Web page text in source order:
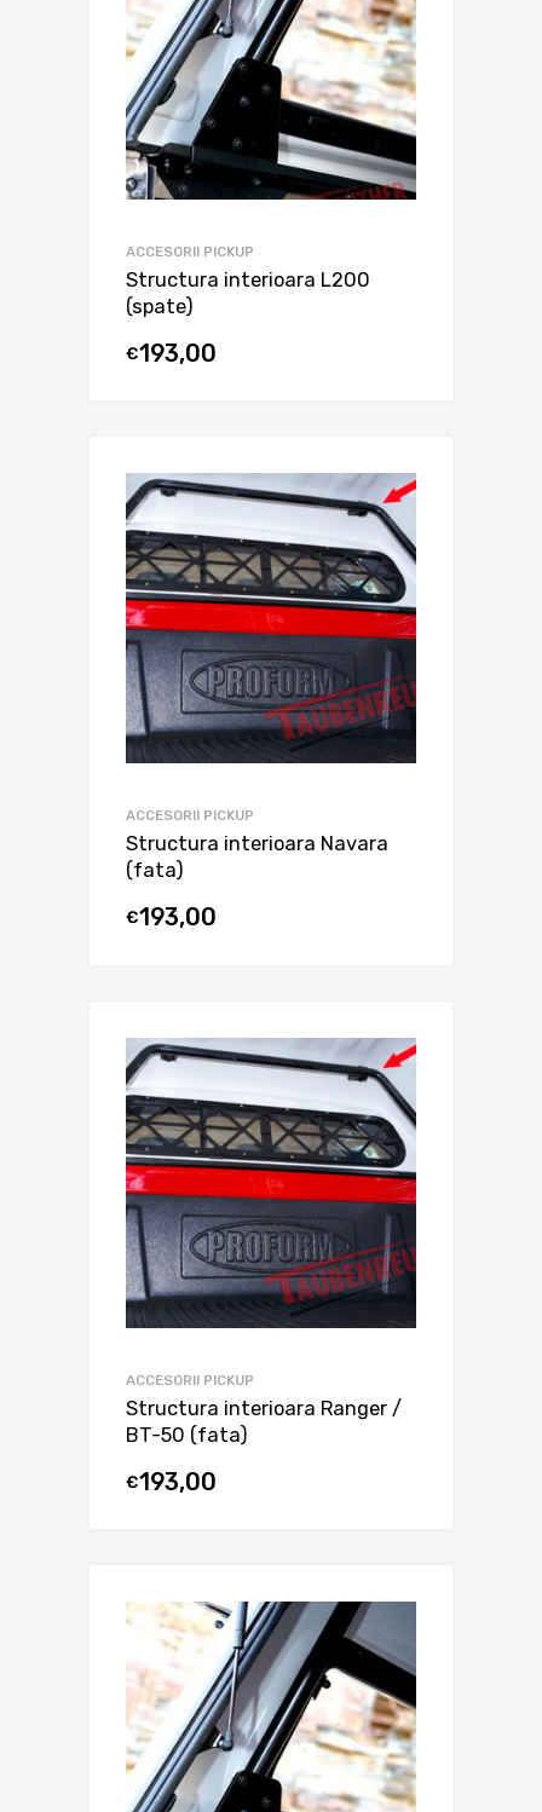
ACCESORII PICKUP
Structura interioara L200
(spate)
€193,00
ACCESORII PICKUP
Structura interioara Navara
(fata)
€193,00
ACCESORII PICKUP
Structura interioara Ranger /
BT-50 (fata)
€193,00